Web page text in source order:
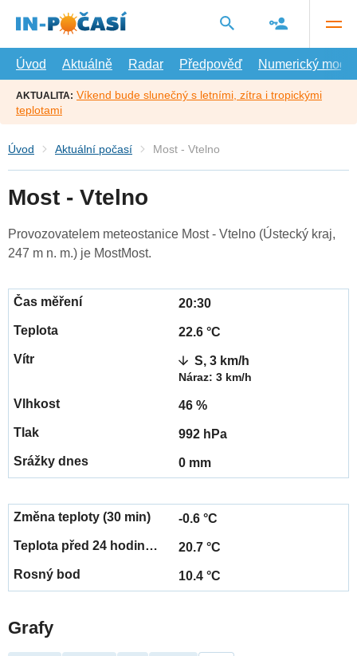
hlavní
Úvod
Aktuálně Radar Předpověď Numerický model
AKTUALITA: Víkend bude slunečný s letními, zítra i tropickými
teplotami
Úvod Aktuální počasí Most - Vtelno
Most - Vtelno
Provozovatelem meteostanice Most - Vtelno (Ústecký kraj,
247 m n. m.) je MostMost.
20:30
22.6 °C
S, 3 km/h
Náraz: 3 km/h
46 %
992 hPa
0 mm
-0.6 °C
20.7 °C
10.4 °C
Grafy